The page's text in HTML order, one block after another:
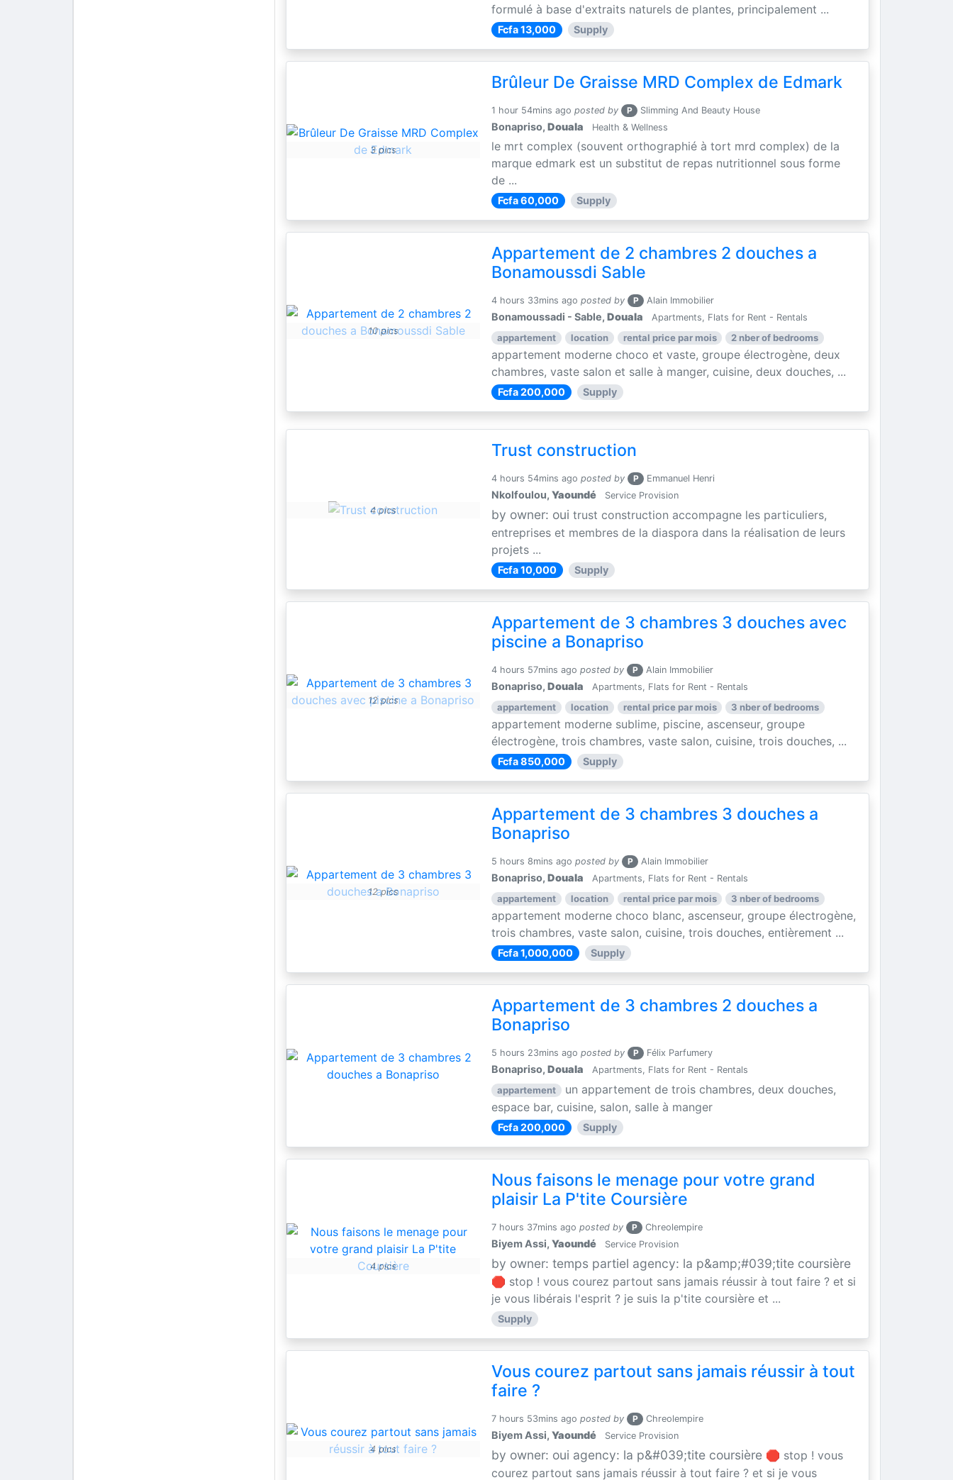
formulé à base d'extraits naturels de plantes, principalement ...
Fcfa 13,000 Supply
3 pics
Brûleur De Graisse MRD Complex de Edmark
1 hour 54mins ago posted by P Slimming And Beauty House
Bonapriso,Douala Health & Wellness
le mrt complex (souvent orthographié à tort mrd complex) de la
marque edmark est un substitut de repas nutritionnel sous forme
de ...
Fcfa 60,000 Supply
10 pics
Appartement de 2 chambres 2 douches a
Bonamoussdi Sable
4 hours 33mins ago posted by P Alain Immobilier
Bonamoussadi - Sable,Douala Apartments, Flats for Rent - Rentals
appartement location rental price par mois 2 nber of bedrooms
appartement moderne choco et vaste, groupe électrogène, deux
chambres, vaste salon et salle à manger, cuisine, deux douches, ...
Fcfa 200,000 Supply
4 pics
Trust construction
4 hours 54mins ago posted by P Emmanuel Henri
Nkolfoulou,Yaoundé Service Provision
by owner: ouitrust construction accompagne les particuliers,
entreprises et membres de la diaspora dans la réalisation de leurs
projets ...
Fcfa 10,000 Supply
12 pics
Appartement de 3 chambres 3 douches avec
piscine a Bonapriso
4 hours 57mins ago posted by P Alain Immobilier
Bonapriso,Douala Apartments, Flats for Rent - Rentals
appartement location rental price par mois 3 nber of bedrooms
appartement moderne sublime, piscine, ascenseur, groupe
électrogène, trois chambres, vaste salon, cuisine, trois douches, ...
Fcfa 850,000 Supply
12 pics
Appartement de 3 chambres 3 douches a
Bonapriso
5 hours 8mins ago posted by P Alain Immobilier
Bonapriso,Douala Apartments, Flats for Rent - Rentals
appartement location rental price par mois 3 nber of bedrooms
appartement moderne choco blanc, ascenseur, groupe électrogène,
trois chambres, vaste salon, cuisine, trois douches, entièrement ...
Fcfa 1,000,000 Supply
Appartement de 3 chambres 2 douches a
Bonapriso
5 hours 23mins ago posted by P Félix Parfumery
Bonapriso,Douala Apartments, Flats for Rent - Rentals
appartement
un appartement de trois chambres, deux douches,
espace bar, cuisine, salon, salle à manger
Fcfa 200,000 Supply
4 pics
Nous faisons le menage pour votre grand
plaisir La P'tite Coursière
7 hours 37mins ago posted by P Chreolempire
Biyem Assi,Yaoundé Service Provision
by owner: temps partiel agency: la p&amp;#039;tite coursière
🛑 stop ! vous courez partout sans jamais réussir à tout faire ? et si
je vous libérais l'esprit ? je suis la p'tite coursière et ...
Supply
4 pics
Vous courez partout sans jamais réussir à tout
faire ?
7 hours 53mins ago posted by P Chreolempire
Biyem Assi,Yaoundé Service Provision
by owner: oui agency: la p&#039;tite coursière 🛑 stop ! vous
courez partout sans jamais réussir à tout faire ? et si je vous